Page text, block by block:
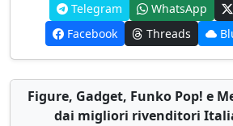
Telegram WhatsApp
Facebook
Threads
Figure, Gadget, Funko Pop! e
dai migliori rivenditori